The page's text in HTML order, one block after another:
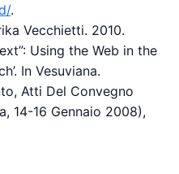
.
Vecchietti. 2010.
Using the Web in the
In Vesuviana.
Atti Del Convegno
14-16 Gennaio 2008),